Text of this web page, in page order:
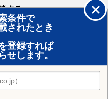
条件で
されたとき
登録すれば
せします。
する